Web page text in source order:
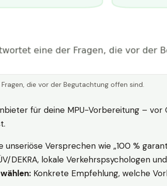
die vor der Begutachtung offen sind.
für deine MPU-Vorbereitung –
unseriöse Versprechen wie „100 %
DEKRA, lokale Verkehrspsychologen
Konkrete Empfehlung, welche